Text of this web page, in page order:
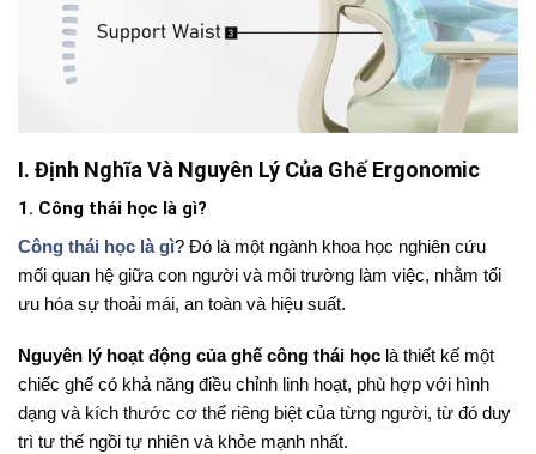
I. Định Nghĩa Và Nguyên Lý Của Ghế Ergonomic
1. Công thái học là gì?
Công thái học là gì? Đó là một ngành khoa học nghiên cứu
mối quan hệ giữa con người và môi trường làm việc, nhằm tối
ưu hóa sự thoải mái, an toàn và hiệu suất.
Nguyên lý hoạt động của ghế công thái học là thiết kế một
chiếc ghế có khả năng điều chỉnh linh hoạt, phù hợp với hình
dạng và kích thước cơ thể riêng biệt của từng người, từ đó duy
trì tư thế ngồi tự nhiên và khỏe mạnh nhất.